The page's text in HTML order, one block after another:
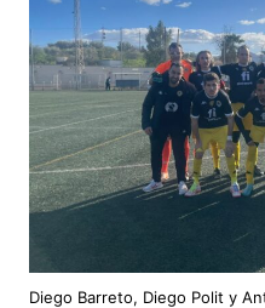
Diego Barreto, Diego Polit y